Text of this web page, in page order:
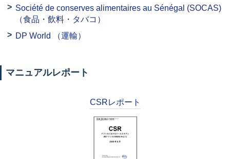
Société de conserves alimentaires au Sénégal (SOCAS)
（食品・飲料・タバコ）
DP World
（運輸）
マニュアルレポート
CSRレポート